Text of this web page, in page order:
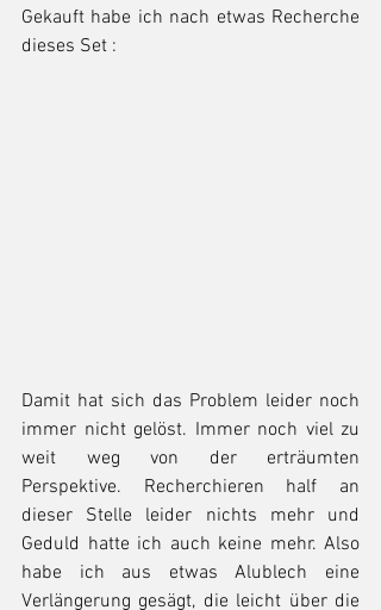
Gekauft habe ich nach etwas Recherche
dieses Set :
Damit hat sich das Problem leider noch
immer nicht gelöst. Immer noch viel zu
weit weg von der erträumten
Perspektive. Recherchieren half an
dieser Stelle leider nichts mehr und
Geduld hatte ich auch keine mehr. Also
habe ich aus etwas Alublech eine
Verlängerung gesägt, die leicht über die